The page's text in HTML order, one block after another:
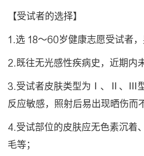
【受试者的选择】
1.选 18～60岁健康志愿受试者，
2.既往无光感性疾病史，近期内
3.受试者皮肤类型为Ⅰ、Ⅱ、Ⅲ
反应敏感，照射后易出现晒伤而
4.受试部位的皮肤应无色素沉着
毛等；